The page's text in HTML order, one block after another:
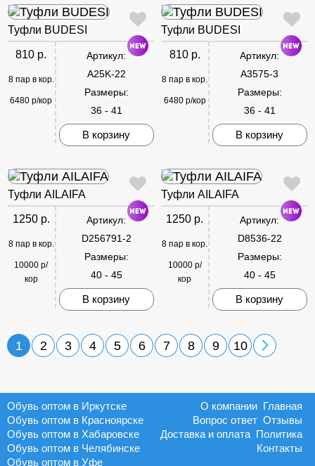
Туфли BUDESI
810 р.
8 пар в кор.
6480 р/кор
Артикул:
A25K-22
Размеры:
36 - 41
В корзину
Туфли BUDESI
810 р.
8 пар в кор.
6480 р/кор
Артикул:
A3575-3
Размеры:
36 - 41
В корзину
Туфли AILAIFA
1250 р.
8 пар в кор.
10000 р/
кор
Артикул:
D256791-2
Размеры:
40 - 45
В корзину
Туфли AILAIFA
1250 р.
8 пар в кор.
10000 р/
кор
Артикул:
D8536-22
Размеры:
40 - 45
В корзину
1 2 3 4 5 6 7 8 9 10
Обувь оптом в Иркутске
Обувь оптом в Красноярске
Обувь оптом в Хабаровске
Обувь оптом в Челябинске
Обувь оптом в Уфе
Главная
О компании
Отзывы
Вопрос ответ
Политика
Доставка и оплата
Контакты